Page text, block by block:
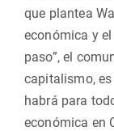
que plantea
económica y
paso”, el
capitalismo,
habrá para
económica en